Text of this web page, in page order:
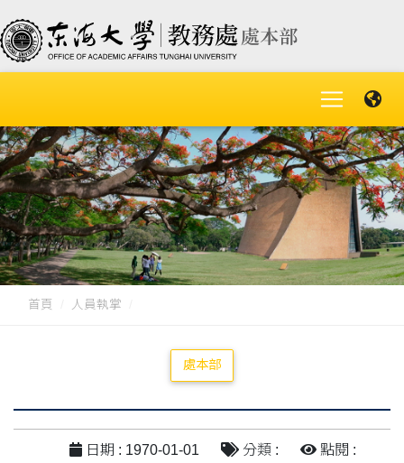
首頁 人員執掌
處本部
日期 : 1970-01-01 分類 : 點閱 :